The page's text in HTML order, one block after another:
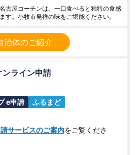
古屋コーチンは、一口食べると独特の食感
す。小牧市発祥の味をご堪能ください。
治体のご紹介
ンライン申請
e申請
ふるまど
サービスのご案内をご覧くださ